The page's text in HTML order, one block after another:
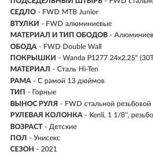
СЕДЛО - FWD MTB Junior
ВТУЛКИ - FWD алюминиевые
МАТЕРИАЛ И ТИП ОБОДОВ -
ОБОДА - FWD Double Wall
ПОКРЫШКИ - Wanda P1277 24x2.25"
МАТЕРИАЛ - Сталь Hi-Ten
РАМА - С рамой 13 дюймов
ТИП -
Горные
ВЫНОС РУЛЯ - FWD стальной резьбовой
РУЛЕВАЯ КОЛОНКА - Kenli, 1 1/8'',
ВОЗРАСТ - Детские
ПОЛ - Унисекс
СЕЗОН - 2021